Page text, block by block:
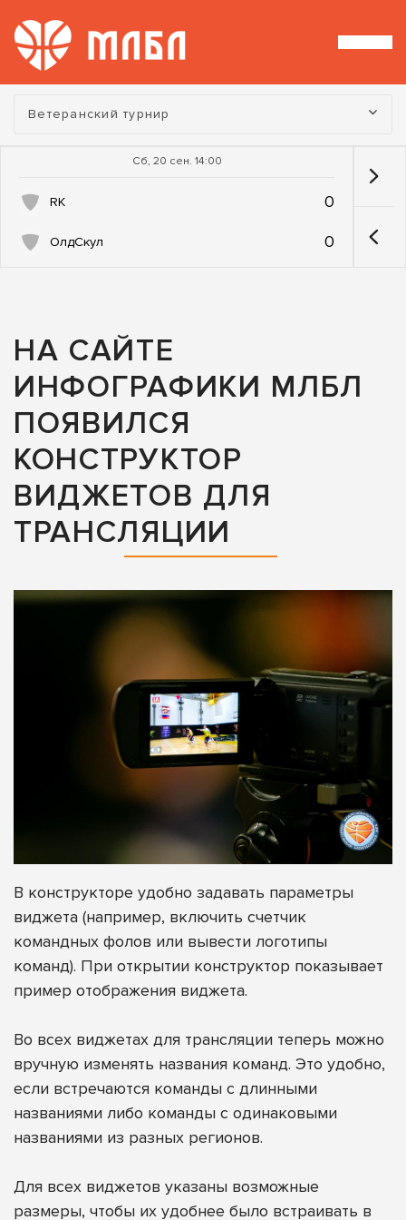
Турнир:
Ветеранский турнир
Сб, 20 сен. 14:00
RK 0
ОлдСкул 0
НА САЙТЕ
ИНФОГРАФИКИ МЛБЛ
ПОЯВИЛСЯ
КОНСТРУКТОР
ВИДЖЕТОВ ДЛЯ
ТРАНСЛЯЦИИ
В конструкторе удобно задавать параметры
виджета (например, включить счетчик
командных фолов или вывести логотипы
команд). При открытии конструктор показывает
пример отображения виджета.
Во всех виджетах для трансляции теперь можно
вручную изменять названия команд. Это удобно,
если встречаются команды с длинными
названиями либо команды с одинаковыми
названиями из разных регионов.
Для всех виджетов указаны возможные
размеры, чтобы их удобнее было встраивать в